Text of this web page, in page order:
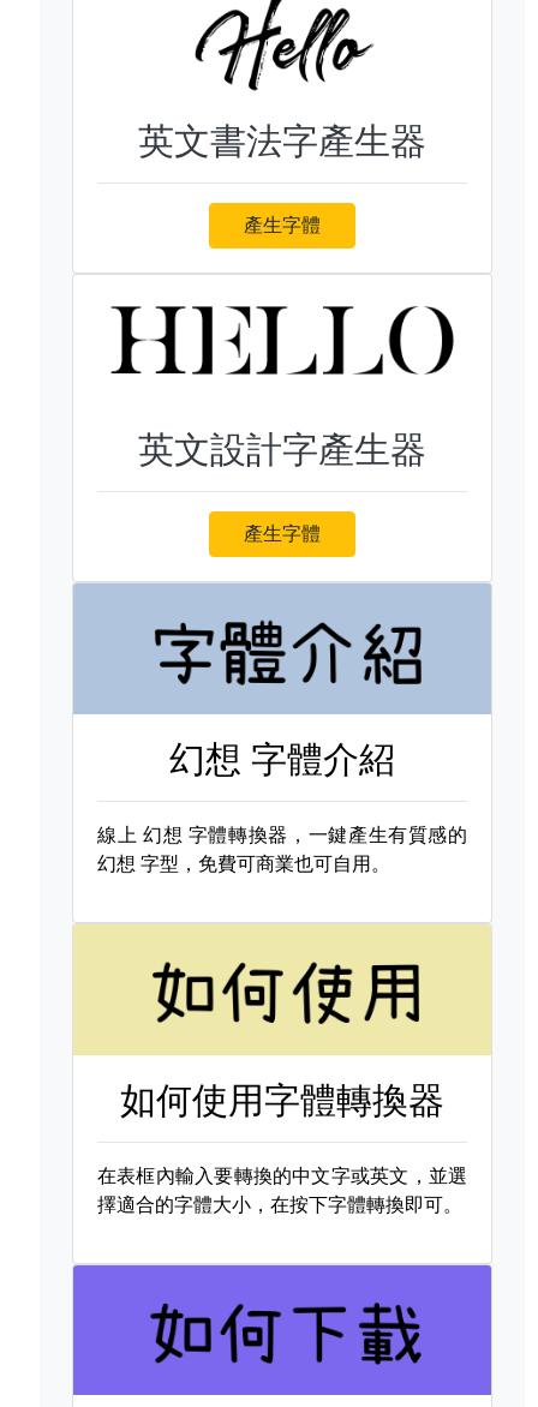
英文書法字產生器
產生字體
英文設計字產生器
產生字體
幻想 字體介紹
線上 幻想 字體轉換器，一鍵產生有質感的
幻想 字型，免費可商業也可自用。
如何使用字體轉換器
在表框內輸入要轉換的中文字或英文，並選
擇適合的字體大小，在按下字體轉換即可。